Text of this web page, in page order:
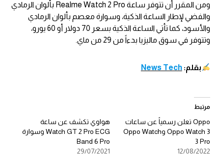
ومن المقرر أن تتوفر ساعة Realme Watch 2 Pro بألوان الرمادي
والفضي لإطار الساعة الذكية، وسوارة معصم بألوان الرمادي
والأسود، كما تأتي الساعة الذكية بسعر 70 دولار أو 60 يورو،
وتتوفر في سوق ماليزيا بدءاً من 29 من ماي.
بقلم:News Tech
مرتبط
Oppo تعلن رسمياً عن ساعات
Oppo Watch 3 وOppo Watch
3 Pro
12/08/2022
هواوي تكشف عن ساعة
Watch GT 2 Pro ECG وسوارة
Band 6 Pro
29/07/2021